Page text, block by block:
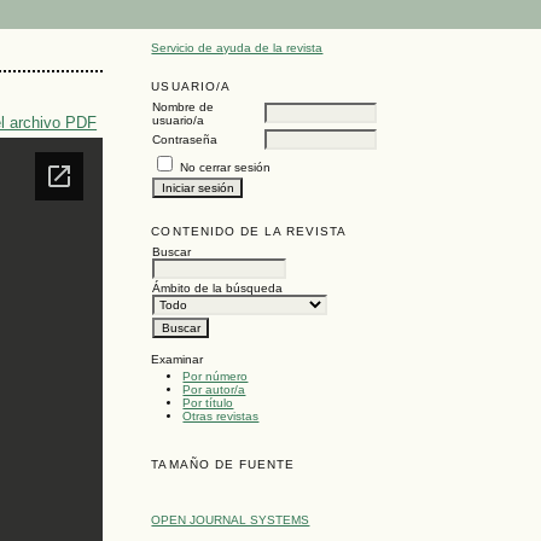
Servicio de ayuda de la revista
USUARIO/A
Nombre de
usuario/a
Contraseña
No cerrar sesión
CONTENIDO DE LA REVISTA
Buscar
Ámbito de la búsqueda
Examinar
Por número
Por autor/a
Por título
Otras revistas
TAMAÑO DE FUENTE
OPEN JOURNAL SYSTEMS
archivo PDF